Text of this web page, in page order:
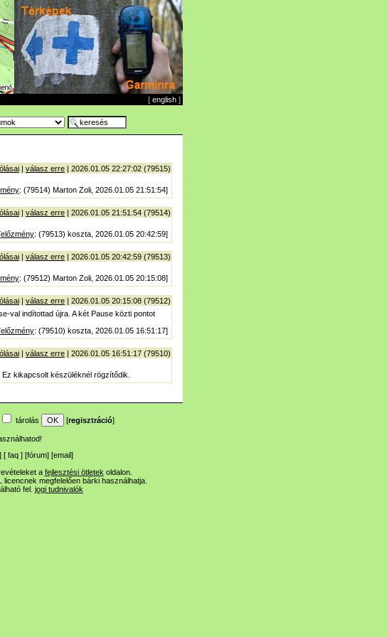
[ english ]
| válasz erre | 2026.01.05 22:27:02 (79515)
: (79514) Marton Zoli, 2026.01.05 21:51:54]
| válasz erre | 2026.01.05 21:51:54 (79514)
előzmény: (79513) koszta, 2026.01.05 20:42:59]
| válasz erre | 2026.01.05 20:42:59 (79513)
: (79512) Marton Zoli, 2026.01.05 20:15:08]
| válasz erre | 2026.01.05 20:15:08 (79512)
val indítottad újra. A két Pause közti pontot
előzmény: (79510) koszta, 2026.01.05 16:51:17]
| válasz erre | 2026.01.05 16:51:17 (79510)
kikapcsolt készüléknél rögzítődik.
tárolás [regisztráció]
] [ faq ] [fórum] [email]
a fejlesztési ötletek oldalon.
megfelelően bárki használhatja.
fel. jogi tudnivalók